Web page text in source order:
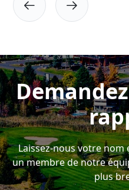
Laissez-nous votre
un membre de notre
plus